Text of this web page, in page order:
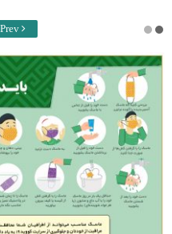
Prev